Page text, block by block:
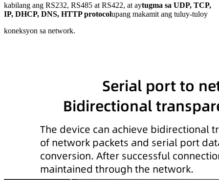
kabilang ang RS232, RS485 at RS422, at aytugma sa UDP, TCP,
IP, DHCP, DNS, HTTP protocolupang makamit ang tuluy-tuloy
koneksyon sa network.